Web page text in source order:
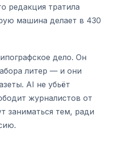
редакция тратила
машина делает в 430
дело. Он
литер — и они
AI не убьёт
журналистов от
заниматься тем, ради